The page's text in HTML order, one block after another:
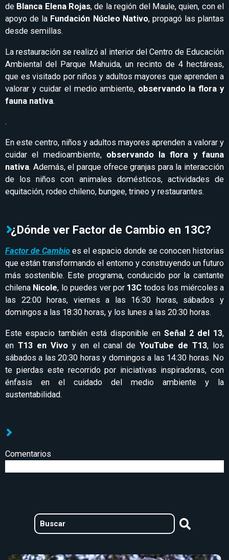
de Blanca Elena Rojas, de la región del Maule, quien, con el
apoyo de la Fundación Núcleo Nativo, propagó las plantas
desde semillas.
La restauración se realizó al interior del Centro de Educación
Ambiental del Parque Mahuida, un recinto de 4 hectáreas,
que es visitado por niños y adultos mayores que aprenden a
valorar y cuidar el medio ambiente, observando la flora y
fauna nativa.
.
En este centro, niños y adultos mayores aprenden a valorar y
cuidar el medioambiente, observando la flora y fauna
nativa. Además, el parque ofrece granjas para la interacción
de los niños con animales domésticos, actividades de
equitación, rodeo chileno, bungee, trineo y restaurantes.
¿Dónde ver Factor de Cambio en 13C?
Factor de Cambio es el espacio donde se conocen historias
que están transformando el entorno y construyendo un futuro
más sostenible. Este programa, conducido por la cantante
chilena Nicole, lo puedes ver por 13C todos los miércoles a
las 22:00 horas, viernes a las 16:30 horas, sábados y
domingos a las 18:30 horas, y los lunes a las 20:30 horas.
Este espacio también está disponible en Señal 2 del 13,
en T13 en Vivoy en el canal deYouTube de T13, los
sábados a las 20:30 horas y domingos a las 14:30 horas. No
te pierdas este recorrido por iniciativas inspiradoras, con
énfasis en el cuidado del medio ambiente y la
sustentabilidad.
Comentarios